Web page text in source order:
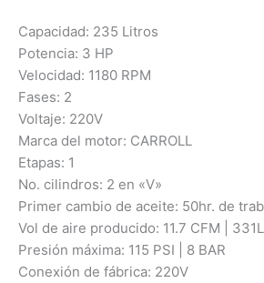
Capacidad: 235 Litros
Potencia: 3 HP
Velocidad: 1180 RPM
Fases: 2
Voltaje: 220V
Marca del motor: CARROLL
Etapas: 1
No. cilindros: 2 en «V»
Primer cambio de aceite: 50hr. de
Vol de aire producido: 11.7 CFM |
Presión máxima: 115 PSI | 8 BAR
Conexión de fábrica: 220V